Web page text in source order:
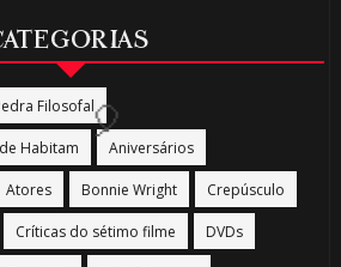
Filosofal
Habitam Aniversários
Atores Bonnie Wright Crepúsculo
Críticas do sétimo filme DVDs